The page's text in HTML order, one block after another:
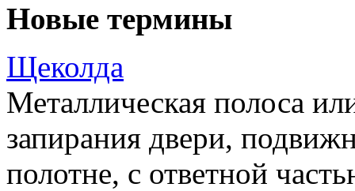
Новые термины
Щеколда
Металлическая полоса
запирания двери,
полотне, с ответной